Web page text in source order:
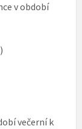
v období
večerní k